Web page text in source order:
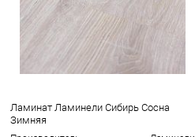
Ламинат Ламинели Сибирь Сосна
Зимняя